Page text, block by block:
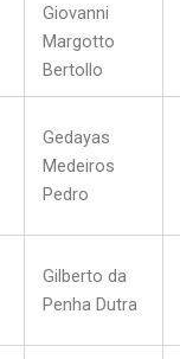
Giovanni
Margotto
Bertollo
Gedayas
Medeiros
Pedro
Gilberto da
Penha Dutra